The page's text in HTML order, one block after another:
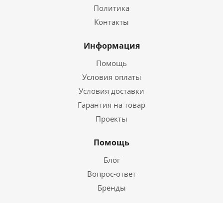
Политика
Контакты
Информация
Помощь
Условия оплаты
Условия доставки
Гарантия на товар
Проекты
Помощь
Блог
Вопрос-ответ
Бренды